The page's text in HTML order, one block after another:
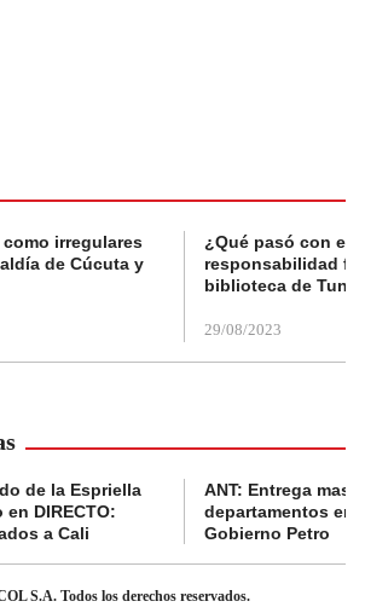
irregulares
de Cúcuta y
¿Qué pasó con el
responsabilidad
biblioteca de
29/08/2023
de la Espriella
en DIRECTO:
a Cali
ANT: Entrega
departamentos en
Gobierno Petro
S.A. Todos los derechos reservados.